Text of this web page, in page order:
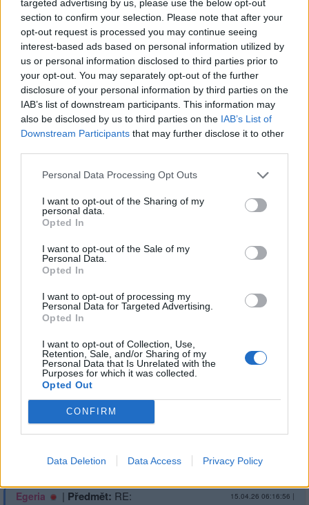
targeted advertising by us, please use the below opt-out
section to confirm your selection. Please note that after your
opt-out request is processed you may continue seeing
interest-based ads based on personal information utilized by
us or personal information disclosed to third parties prior to
your opt-out. You may separately opt-out of the further
disclosure of your personal information by third parties on the
IAB’s list of downstream participants. This information may
also be disclosed by us to third parties on the IAB’s List of
Downstream Participants that may further disclose it to other
Personal Data Processing Opt Outs
I want to opt-out of the Sharing of my
personal data.
Opted In
I want to opt-out of the Sale of my
Personal Data.
Opted In
I want to opt-out of processing my
Personal Data for Targeted Advertising.
Opted In
I want to opt-out of Collection, Use,
Retention, Sale, and/or Sharing of my
Personal Data that Is Unrelated with the
Purposes for which it was collected.
Opted Out
CONFIRM
Data Deletion Data Access Privacy Policy
#1170
Obsah příspěvku byl smazán. Důvod:.....
milano76 |Předmět: 15.04.26 14:49:23
milano76 |Předmět:
Obsah příspěvku byl smazán. Důvod: ......
milano76 | Předmět: RE: RE:
Reakce na příspěvek#1166
Přihlásit se a odpovědět
Egeria | Předmět: RE: 15.04.26 06:16:56 |